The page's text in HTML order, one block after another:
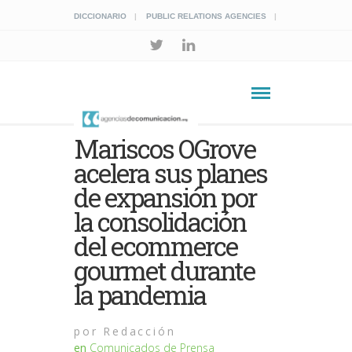
DICCIONARIO PUBLIC RELATIONS AGENCIES
Mariscos OGrove
acelera sus planes
de expansión por
la consolidación
del ecommerce
gourmet durante
la pandemia
por Redacción
en Comunicados de Prensa